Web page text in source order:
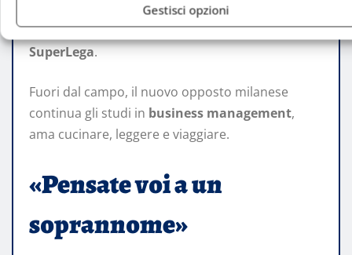
Gestisci opzioni
Olimpiadi di Los Angeles 2028
traguardo chepassa anche dalla crescita in
SuperLega.
Fuori dal campo, il nuovo opposto milanese
continua gli studi in business management,
ama cucinare, leggere e viaggiare.
«Pensate voi a un
soprannome»